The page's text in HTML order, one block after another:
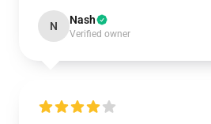
N Nash
Verified owner